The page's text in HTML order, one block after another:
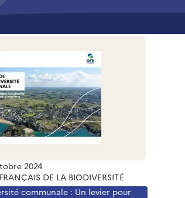
2024
DE LA BIODIVERSITÉ
communale : Un levier pour